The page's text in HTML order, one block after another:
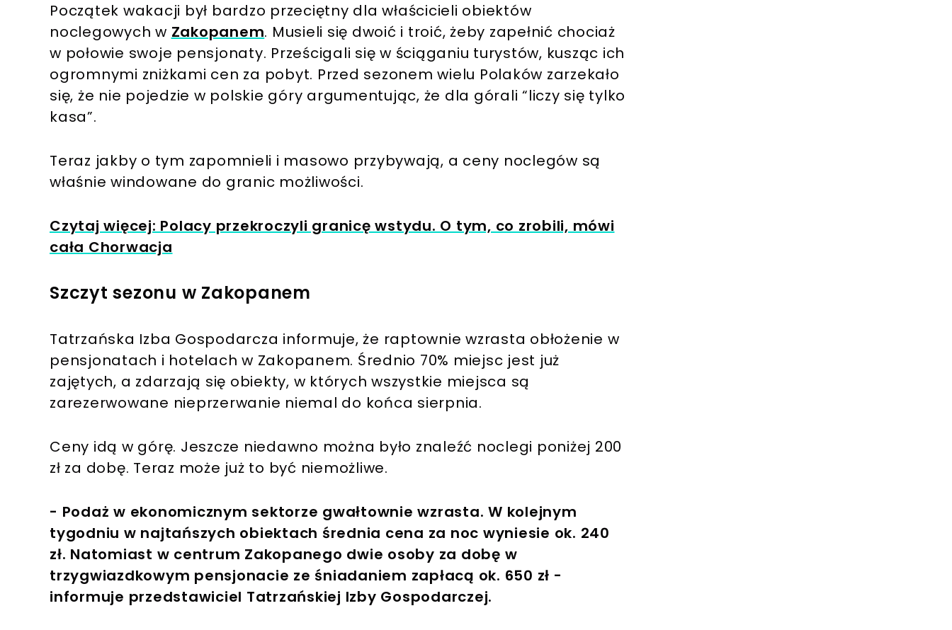
Początek wakacji był bardzo przeciętny dla właścicieli obiektów
noclegowych w Zakopanem. Musieli się dwoić i troić, żeby zapełnić chociaż
w połowie swoje pensjonaty. Prześcigali się w ściąganiu turystów, kusząc ich
ogromnymi zniżkami cen za pobyt. Przed sezonem wielu Polaków zarzekało
się, że nie pojedzie w polskie góry argumentując, że dla górali “liczy się tylko
kasa”.
Teraz jakby o tym zapomnieli i masowo przybywają, a ceny noclegów są
właśnie windowane do granic możliwości.
Czytaj więcej: Polacy przekroczyli granicę wstydu. O tym, co zrobili, mówi
cała Chorwacja
Szczyt sezonu w Zakopanem
Tatrzańska Izba Gospodarcza informuje, że raptownie wzrasta obłożenie w
pensjonatach i hotelach w Zakopanem. Średnio 70% miejsc jest już
zajętych, a zdarzają się obiekty, w których wszystkie miejsca są
zarezerwowane nieprzerwanie niemal do końca sierpnia.
Ceny idą w górę. Jeszcze niedawno można było znaleźć noclegi poniżej 200
zł za dobę. Teraz może już to być niemożliwe.
- Podaż w ekonomicznym sektorze gwałtownie wzrasta. W kolejnym
tygodniu w najtańszych obiektach średnia cena za noc wyniesie ok. 240
zł. Natomiast w centrum Zakopanego dwie osoby za dobę w
trzygwiazdkowym pensjonacie ze śniadaniem zapłacą ok. 650 zł -
informuje przedstawiciel Tatrzańskiej Izby Gospodarczej.